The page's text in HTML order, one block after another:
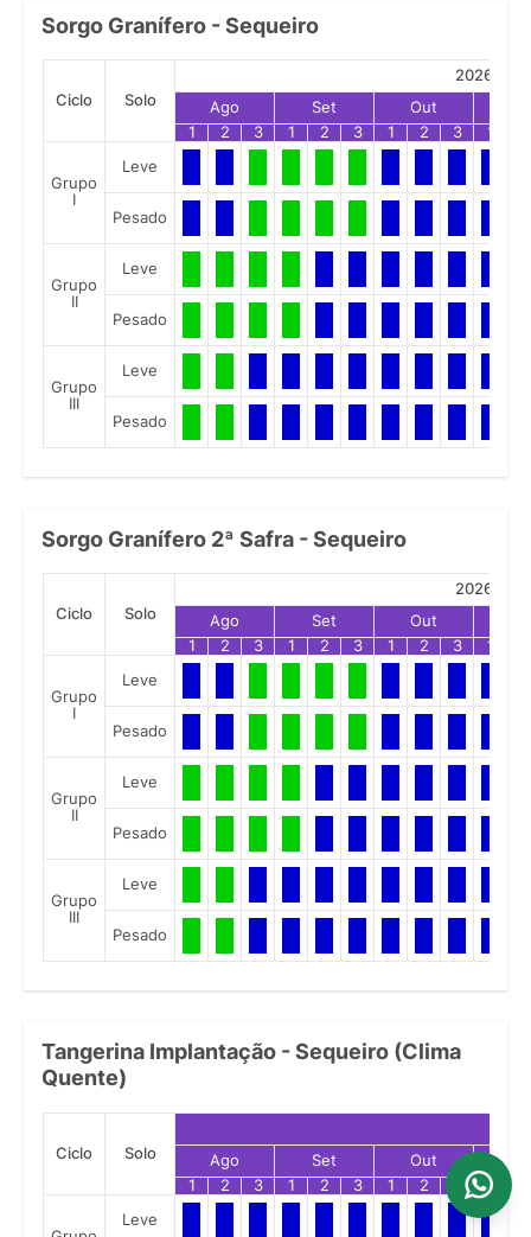
Sorgo Granífero - Sequeiro
Ciclo Solo
2026
Ago
Set Out
1
2 3 1 2 3 1 2 3 1
Grupo
I
Leve
Pesado
Grupo
II
Leve
Pesado
Grupo
III
Leve
Pesado
Sorgo Granífero 2ª Safra - Sequeiro
Ciclo Solo
2026
Ago
Set Out
1
2 3 1 2 3 1 2 3 1
Grupo
I
Leve
Pesado
Grupo
II
Leve
Pesado
Grupo
III
Leve
Pesado
Tangerina Implantação - Sequeiro (Clima
Quente)
Ciclo Solo Ago Set Out
1
2 3 1 2 3 1 2 1
Leve